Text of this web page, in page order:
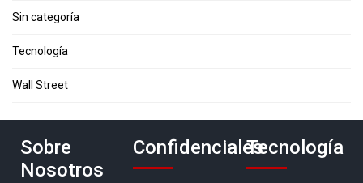
Sin categoría
Tecnología
Wall Street
Sobre
Nosotros
ConfidencialesTecnología